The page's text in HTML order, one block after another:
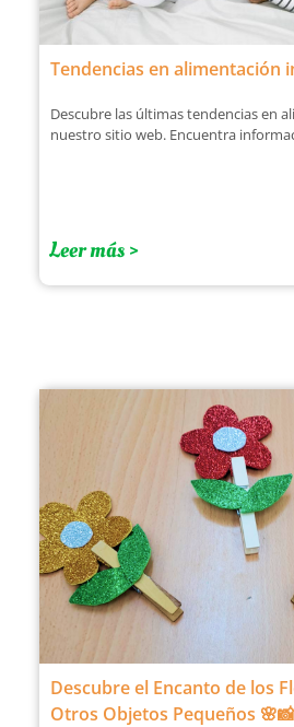
Tendencias en alimentación
Descubre las últimas tendencias en
nuestro sitio web. Encuentra
Leer más >
Descubre el Encanto de los
Otros Objetos Pequeños